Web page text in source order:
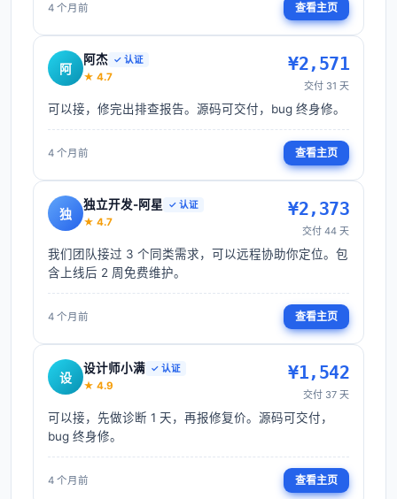
4 个月前 查看主页
阿
阿杰 ✓ 认证
★ 4.7
¥2,571
交付 31 天
可以接，修完出排查报告。源码可交付，bug 终身修。
4 个月前 查看主页
独
独立开发-阿星 ✓ 认证
★ 4.7
¥2,373
交付 44 天
我们团队接过 3 个同类需求，可以远程协助你定位。包
含上线后 2 周免费维护。
4 个月前 查看主页
设
设计师小满 ✓ 认证
★ 4.9
¥1,542
交付 37 天
可以接，先做诊断 1 天，再报修复价。源码可交付，
bug 终身修。
4 个月前 查看主页